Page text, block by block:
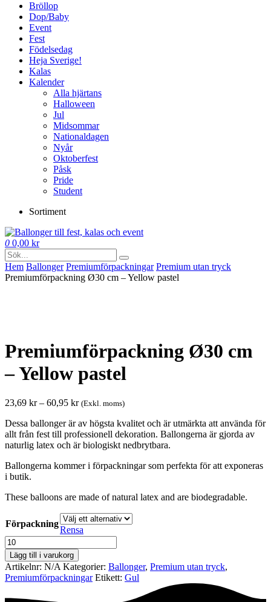
Bröllop
Dop/Baby
Event
Fest
Födelsedag
Heja Sverige!
Kalas
Kalender
Alla hjärtans
Halloween
Jul
Midsommar
Nationaldagen
Nyår
Oktoberfest
Påsk
Pride
Student
Sortiment
0 0,00 kr
Hem Ballonger Premium­förpackningar Premium utan tryck
Premiumförpackning Ø30 cm – Yellow pastel
Premiumförpackning Ø30 cm
– Yellow pastel
23,69 kr – 60,95 krPrisintervall:
till
60,95 kr
(Exkl. moms)
Dessa ballonger är av högsta kvalitet och är utmärkta att använda för
allt från fest till professionell dekoration. Ballongerna är gjorda av
naturlig latex och är biologiskt nedbrytbara.
Ballongerna kommer i förpackningar som perfekta för att exponeras
i butik.
These balloons are made of natural latex and are biodegradable.
Förpackning
Rensa
Premiumförpackning
Ø30
cm
-
Yellow
Lägg till i varukorg
Artikelnr: N/A Kategorier: Ballonger, Premium utan tryck,
Premium­förpackningar Etikett: Gul